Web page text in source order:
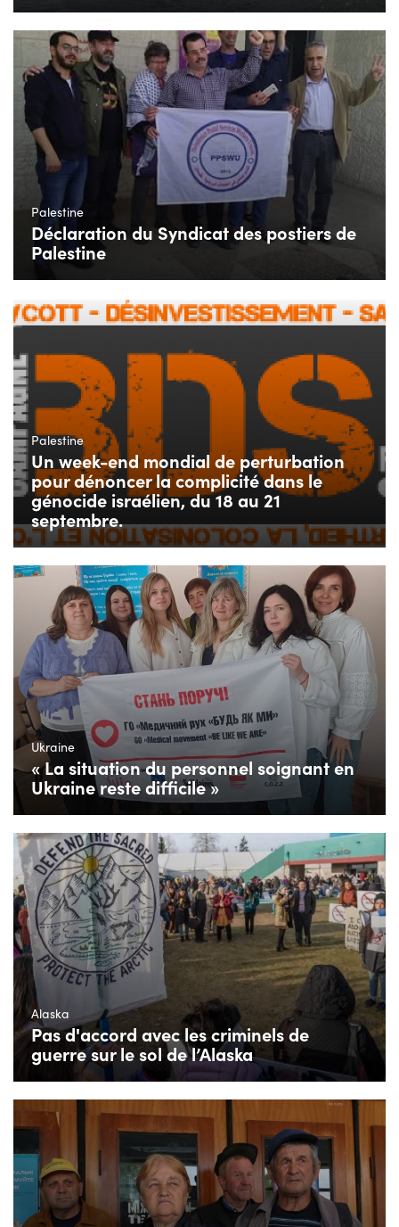
Palestine
Déclaration du Syndicat des postiers de
Palestine
Palestine
Un week-end mondial de perturbation
pour dénoncer la complicité dans le
génocide israélien, du 18 au 21
septembre.
Ukraine
« La situation du personnel soignant en
Ukraine reste difficile »
Alaska
Pas d'accord avec les criminels de
guerre sur le sol de l’Alaska